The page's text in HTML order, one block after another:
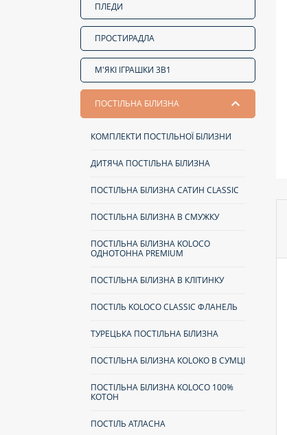
ПЛЕДИ
ПРОСТИРАДЛА
М'ЯКІ ІГРАШКИ 3В1
ПОСТІЛЬНА БІЛИЗНА
КОМПЛЕКТИ ПОСТІЛЬНОЇ БІЛИЗНИ
ДИТЯЧА ПОСТІЛЬНА БІЛИЗНА
ПОСТІЛЬНА БІЛИЗНА САТИН CLASSIC
ПОСТІЛЬНА БІЛИЗНА В СМУЖКУ
ПОСТІЛЬНА БІЛИЗНА KOLOCO
ОДНОТОННА PREMIUM
ПОСТІЛЬНА БІЛИЗНА В КЛІТИНКУ
ПОСТІЛЬ KOLOCO CLASSIC ФЛАНЕЛЬ
ТУРЕЦЬКА ПОСТІЛЬНА БІЛИЗНА
ПОСТІЛЬНА БІЛИЗНА КOLOKO В СУМЦІ
ПОСТІЛЬНА БІЛИЗНА KOLOCO 100%
КОТОН
ПОСТІЛЬ АТЛАСНА